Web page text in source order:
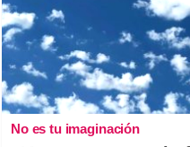
No es tu imaginación